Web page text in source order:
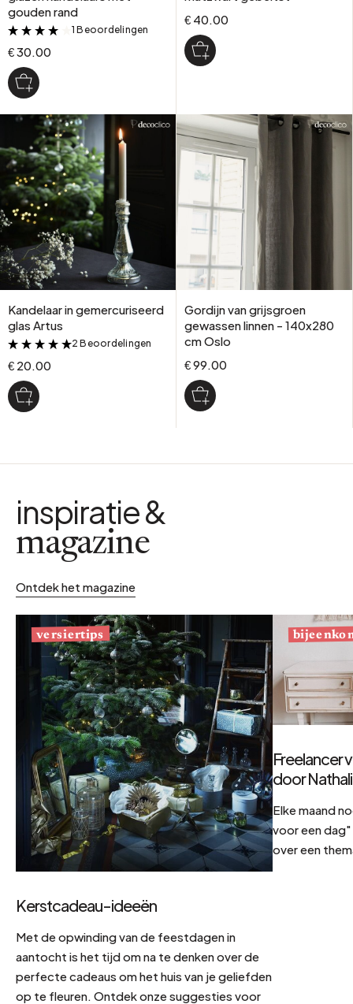
gouden rand
&
1 Beoordelingen
€ 30.00
€ 40.00
Kandelaar in gemercuriseerd
glas Artus
&
2 Beoordelingen
€ 20.00
Gordijn van grijsgroen
gewassen linnen - 140x280
cm Oslo
€ 99.00
inspiratie &
magazine
Ontdek het magazine
versiertips
Kerstcadeau-ideeën
Met de opwinding van de feestdagen in
aantocht is het tijd om na te denken over de
perfecte cadeaus om het huis van je geliefden
op te fleuren. Ontdek onze suggesties voor
Freelancer
door
Elke maand
voor een
over een